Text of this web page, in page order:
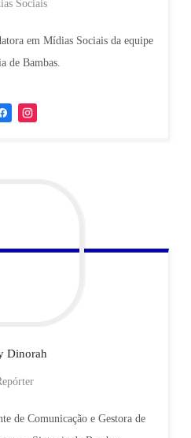
Sociais
em Mídias Sociais da equipe
de Bambas.
Dinorah
de Comunicação e Gestora de